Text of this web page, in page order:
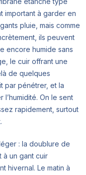
important à garder en
pluie, mais comme
ils peuvent
encore humide sans
le cuir offrant une
de quelques
par pénétrer, et la
On le sent
rapidement, surtout
: la doublure de
un gant cuir
hivernal. Le matin à